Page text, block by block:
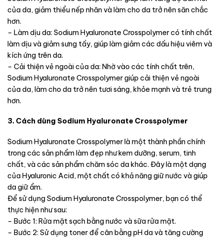
của da, giảm thiểu nếp nhăn và làm cho da trở nên săn chắc
hơn.
– Làm dịu da: Sodium Hyaluronate Crosspolymer có tính chất
làm dịu và giảm sưng tấy, giúp làm giảm các dấu hiệu viêm và
kích ứng trên da.
– Cải thiện vẻ ngoài của da: Nhờ vào các tính chất trên,
Sodium Hyaluronate Crosspolymer giúp cải thiện vẻ ngoài
của da, làm cho da trở nên tươi sáng, khỏe mạnh và trẻ trung
hơn.
3. Cách dùng Sodium Hyaluronate Crosspolymer
Sodium Hyaluronate Crosspolymer là một thành phần chính
trong các sản phẩm làm đẹp như kem dưỡng, serum, tinh
chất, và các sản phẩm chăm sóc da khác. Đây là một dạng
của Hyaluronic Acid, một chất có khả năng giữ nước và giúp
da giữ ẩm.
Để sử dụng Sodium Hyaluronate Crosspolymer, bạn có thể
thực hiện như sau:
– Bước 1: Rửa mặt sạch bằng nước và sữa rửa mặt.
– Bước 2: Sử dụng toner để cân bằng pH da và tăng cường